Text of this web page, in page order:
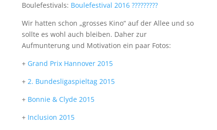
Boulefestivals: Boulefestival 2016 ?????????
Wir hatten schon „grosses Kino“ auf der Allee und so
sollte es wohl auch bleiben. Daher zur
Aufmunterung und Motivation ein paar Fotos:
+ Grand Prix Hannover 2015
+ 2. Bundesligaspieltag 2015
+Bonnie & Clyde 2015
+Inclusion 2015